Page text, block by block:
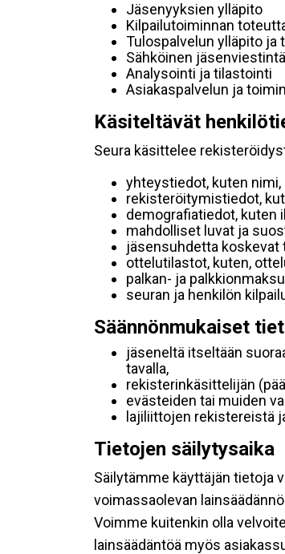
Jäsenyyksien ylläpito
Kilpailutoiminnan
Tulospalvelun ylläpito ja
Sähköinen
Analysointi ja tilastointi
Asiakaspalvelun ja
Käsiteltävät
Seura käsittelee
yhteystiedot, kuten
rekisteröitymistiedot,
demografiatiedot, kuten
mahdolliset luvat ja
jäsensuhdetta koskevat
ottelutilastot, kuten,
palkan- ja
seuran ja henkilön
Säännönmukaiset
jäseneltä itseltään
tavalla,
rekisterinkäsittelijän
evästeiden tai muiden
lajiliittojen rekistereistä
Tietojen säilytysaika
Säilytämme käyttäjän tietoja
voimassaolevan
Voimme kuitenkin olla
lainsäädäntöä myös